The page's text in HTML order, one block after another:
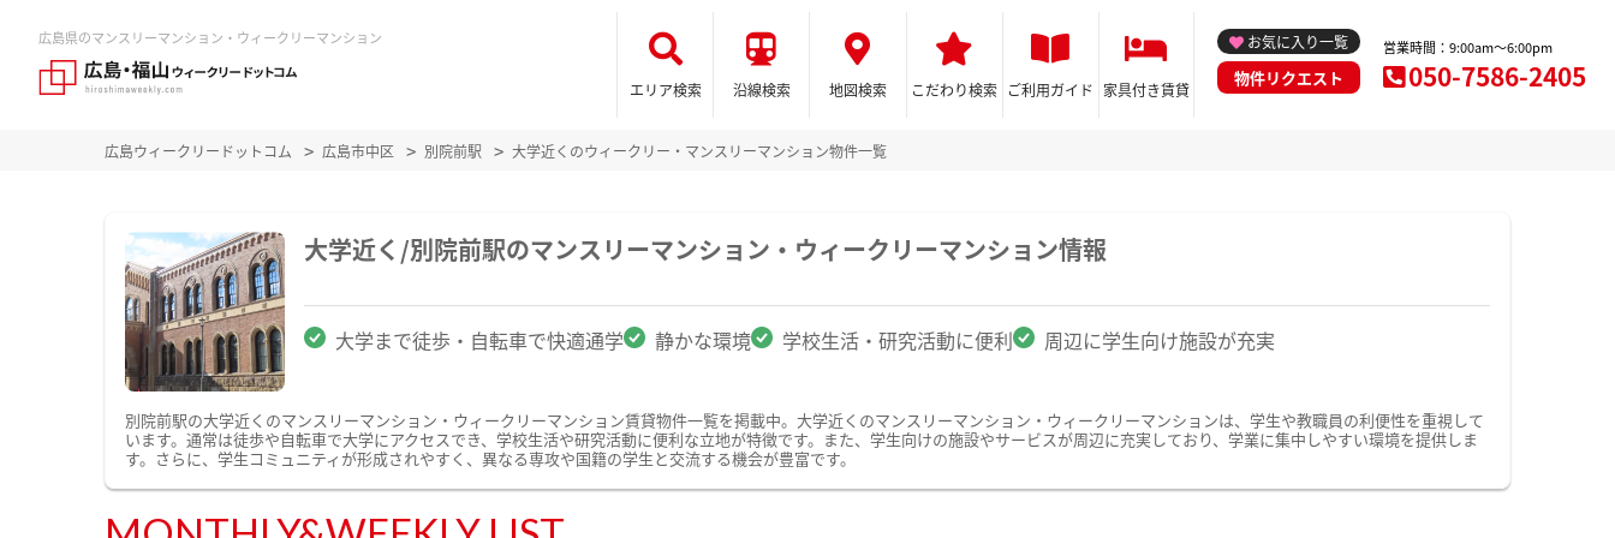
広島県のマンスリーマンション・ウィークリーマンション
エリア検索 沿線検索 地図検索 こだわり検索 ご利用ガイド 家具付き賃貸
お気に入り一覧
物件リクエスト
営業時間：9:00am～6:00pm
050-7586-2405
広島ウィークリードットコム 広島市中区 別院前駅 大学近くのウィークリー・マンスリーマンション物件一覧
大学近く/別院前駅のマンスリーマンション・ウィークリーマンション情報
大学まで徒歩・自転車で快適通学 静かな環境 学校生活・研究活動に便利 周辺に学生向け施設が充実
別院前駅の大学近くのマンスリーマンション・ウィークリーマンション賃貸物件一覧を掲載中。大学近くのマンスリーマンション・ウィークリーマンションは、学生や教職員の利便性を重視して
います。通常は徒歩や自転車で大学にアクセスでき、学校生活や研究活動に便利な立地が特徴です。また、学生向けの施設やサービスが周辺に充実しており、学業に集中しやすい環境を提供しま
す。さらに、学生コミュニティが形成されやすく、異なる専攻や国籍の学生と交流する機会が豊富です。